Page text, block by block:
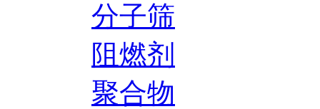
分子筛
阻燃剂
聚合物